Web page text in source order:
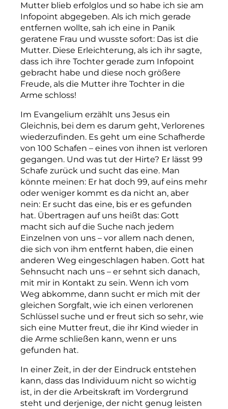
Mutter blieb erfolglos und so habe ich sie am
Infopoint abgegeben. Als ich mich gerade
entfernen wollte, sah ich eine in Panik
geratene Frau und wusste sofort: Das ist die
Mutter. Diese Erleichterung, als ich ihr sagte,
dass ich ihre Tochter gerade zum Infopoint
gebracht habe und diese noch größere
Freude, als die Mutter ihre Tochter in die
Arme schloss!
Im Evangelium erzählt uns Jesus ein
Gleichnis, bei dem es darum geht, Verlorenes
wiederzufinden. Es geht um eine Schafherde
von 100 Schafen – eines von ihnen ist verloren
gegangen. Und was tut der Hirte? Er lässt 99
Schafe zurück und sucht das eine. Man
könnte meinen: Er hat doch 99, auf eins mehr
oder weniger kommt es da nicht an, aber
nein: Er sucht das eine, bis er es gefunden
hat. Übertragen auf uns heißt das: Gott
macht sich auf die Suche nach jedem
Einzelnen von uns – vor allem nach denen,
die sich von ihm entfernt haben, die einen
anderen Weg eingeschlagen haben. Gott hat
Sehnsucht nach uns – er sehnt sich danach,
mit mir in Kontakt zu sein. Wenn ich vom
Weg abkomme, dann sucht er mich mit der
gleichen Sorgfalt, wie ich einen verlorenen
Schlüssel suche und er freut sich so sehr, wie
sich eine Mutter freut, die ihr Kind wieder in
die Arme schließen kann, wenn er uns
gefunden hat.
In einer Zeit, in der der Eindruck entstehen
kann, dass das Individuum nicht so wichtig
ist, in der die Arbeitskraft im Vordergrund
steht und derjenige, der nicht genug leisten